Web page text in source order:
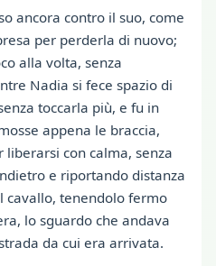
ancora contro il suo, come
per perderla di nuovo;
alla volta, senza
Nadia si fece spazio di
toccarla più, e fu in
appena le braccia,
con calma, senza
e riportando distanza
cavallo, tenendolo fermo
lo sguardo che andava
da cui era arrivata.